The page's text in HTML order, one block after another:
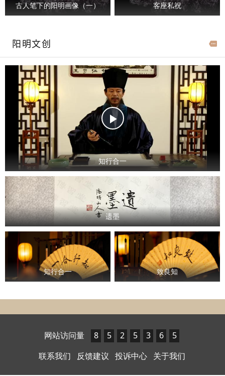
古人笔下的阳明画像（一） 客座私祝
阳明文创
P
l
a
y
V
i
d
o
知行合一
遗墨
知行合一 致良知
网站访问量 8 5 2 5 3 6
5
联系我们
反馈建议 投诉中心 关于我们